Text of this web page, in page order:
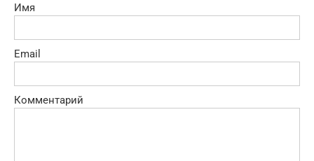
Имя
Email
Комментарий